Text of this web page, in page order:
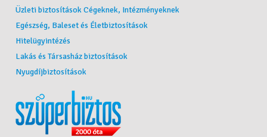
Üzleti biztosítások Cégeknek, Intézményeknek
Egészség, Baleset és Életbiztosítások
Hitelügyintézés
Lakás és Társasház biztosítások
Nyugdíjbiztosítások